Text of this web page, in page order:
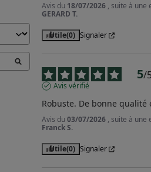
Avis du 18/07/2026 , suite à une
GERARD T.
Utile(0) Signaler
5/
Avis vérifié
Robuste. De bonne qualité
Avis du03/07/2026 , suite à une
Franck S.
Utile(0) Signaler